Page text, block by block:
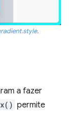
.
a fazer
permite